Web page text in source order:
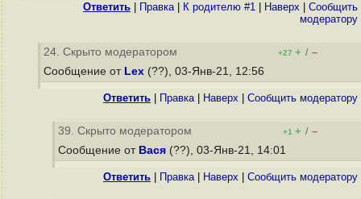
Ответить Правка| К родителю #1 Наверх
Cообщить
модератору
24. Скрыто модератором +27 + / –
Сообщение от Lex (??), 03-Янв-21, 12:56
Ответить Правка| Наверх Cообщить модератору
39. Скрыто модератором +1 + / –
Сообщение от Вася (??), 03-Янв-21, 14:01
Ответить Правка| Наверх Cообщить модератору